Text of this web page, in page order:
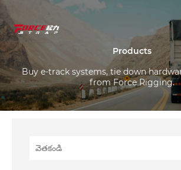
Products
Buy e-track systems, tie down
from Force Rigging.